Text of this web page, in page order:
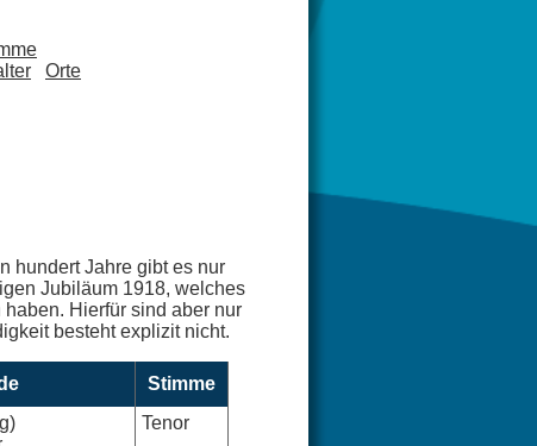
Orte
hundert Jahre gibt es nur
Jubiläum 1918, welches
Hierfür sind aber nur
besteht explizit nicht.
Stimme
Tenor